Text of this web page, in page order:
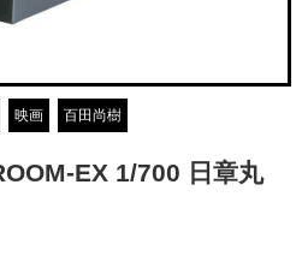
映画 百田尚樹
EX 1/700 日章丸